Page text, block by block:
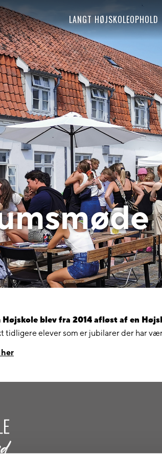
LANGT HØJSKOLEOPHOLD
blev fra 2014 afløst af en
tidligere elever som er jubilarer der har